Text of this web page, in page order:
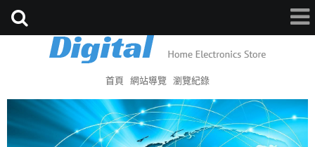
首頁 網站導覽 瀏覽紀錄